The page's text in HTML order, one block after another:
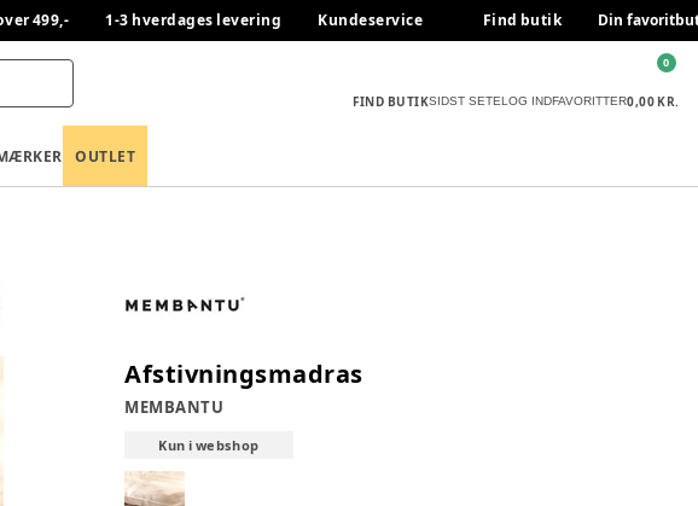
499,- 1-3 hverdages levering Kundeservice Find butik Din
FIND BUTIKSIDST SETELOG INDFAVORITTER0,00 KR.
0
OUTLET
Afstivningsmadras
MEMBANTU
Kun i webshop